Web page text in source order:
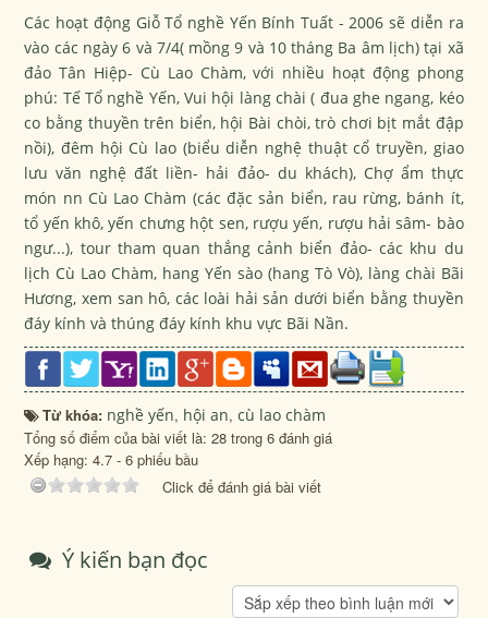
Các hoạt động Giỗ Tổ nghề Yến Bính Tuất - 2006 sẽ diễn ra
vào các ngày 6 và 7/4( mồng 9 và 10 tháng Ba âm lịch) tại xã
đảo Tân Hiệp- Cù Lao Chàm, với nhiều hoạt động phong
phú: Tế Tổ nghề Yến, Vui hội làng chài ( đua ghe ngang, kéo
co bằng thuyền trên biển, hội Bài chòi, trò chơi bịt mắt đập
nồi), đêm hội Cù lao (biểu diễn nghệ thuật cổ truyền, giao
lưu văn nghệ đất liền- hải đảo- du khách), Chợ ẩm thực
món nn Cù Lao Chàm (các đặc sản biển, rau rừng, bánh ít,
tổ yến khô, yến chưng hột sen, rượu yến, rượu hải sâm- bào
ngư...), tour tham quan thắng cảnh biển đảo- các khu du
lịch Cù Lao Chàm, hang Yến sào (hang Tò Vò), làng chài Bãi
Hương, xem san hô, các loài hải sản dưới biển bằng thuyền
đáy kính và thúng đáy kính khu vực Bãi Nần.
Từ khóa: nghề yến, hội an,cù lao chàm
Tổng số điểm của bài viết là: 28 trong 6 đánh giá
Xếp hạng:4.7 -6 phiếu bầu
Click để đánh giá bài viết
Ý kiến bạn đọc